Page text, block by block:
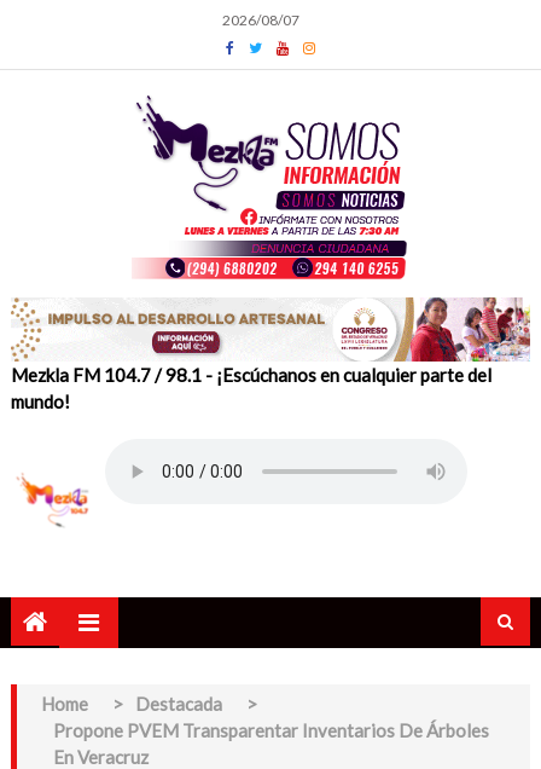
content
2026/08/07
Mezkla FM 104.7 / 98.1 - ¡Escúchanos en cualquier parte del
mundo!
Home > Destacada
>
Propone PVEM Transparentar Inventarios De Árboles
En Veracruz